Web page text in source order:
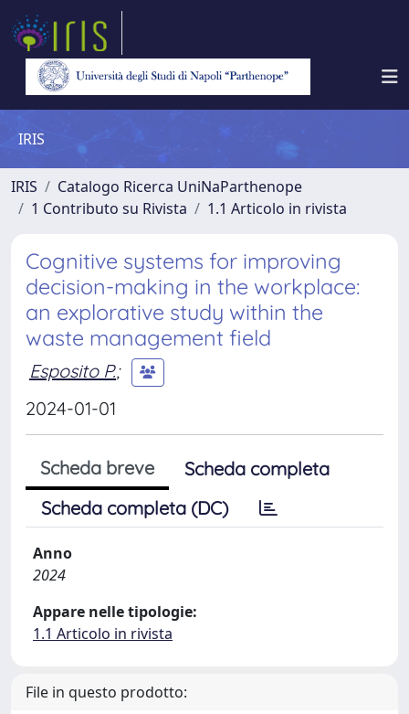
IRIS
IRIS
Catalogo Ricerca UniNaParthenope
1 Contributo su Rivista
1.1 Articolo in rivista
Cognitive systems for improving
decision-making in the workplace:
an explorative study within the
waste management field
Esposito P.;
2024-01-01
Scheda breve
Scheda completa
Scheda completa (DC)
Anno
2024
Appare nelle tipologie:
1.1 Articolo in rivista
File in questo prodotto: